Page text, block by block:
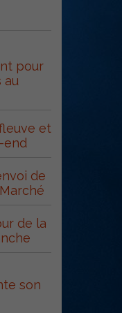
pour
au
et
end
de
de la
son